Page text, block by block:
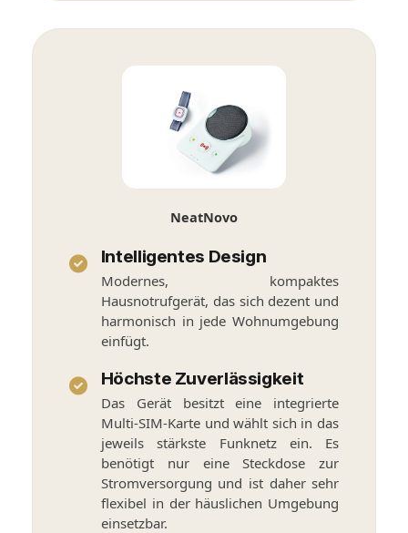
NeatNovo
Intelligentes Design
Modernes, kompaktes
Hausnotrufgerät, das sich dezent und
harmonisch in jede Wohnumgebung
einfügt.
Höchste Zuverlässigkeit
Das Gerät besitzt eine integrierte
Multi-SIM-Karte und wählt sich in das
jeweils stärkste Funknetz ein. Es
benötigt nur eine Steckdose zur
Stromversorgung und ist daher sehr
flexibel in der häuslichen Umgebung
einsetzbar.